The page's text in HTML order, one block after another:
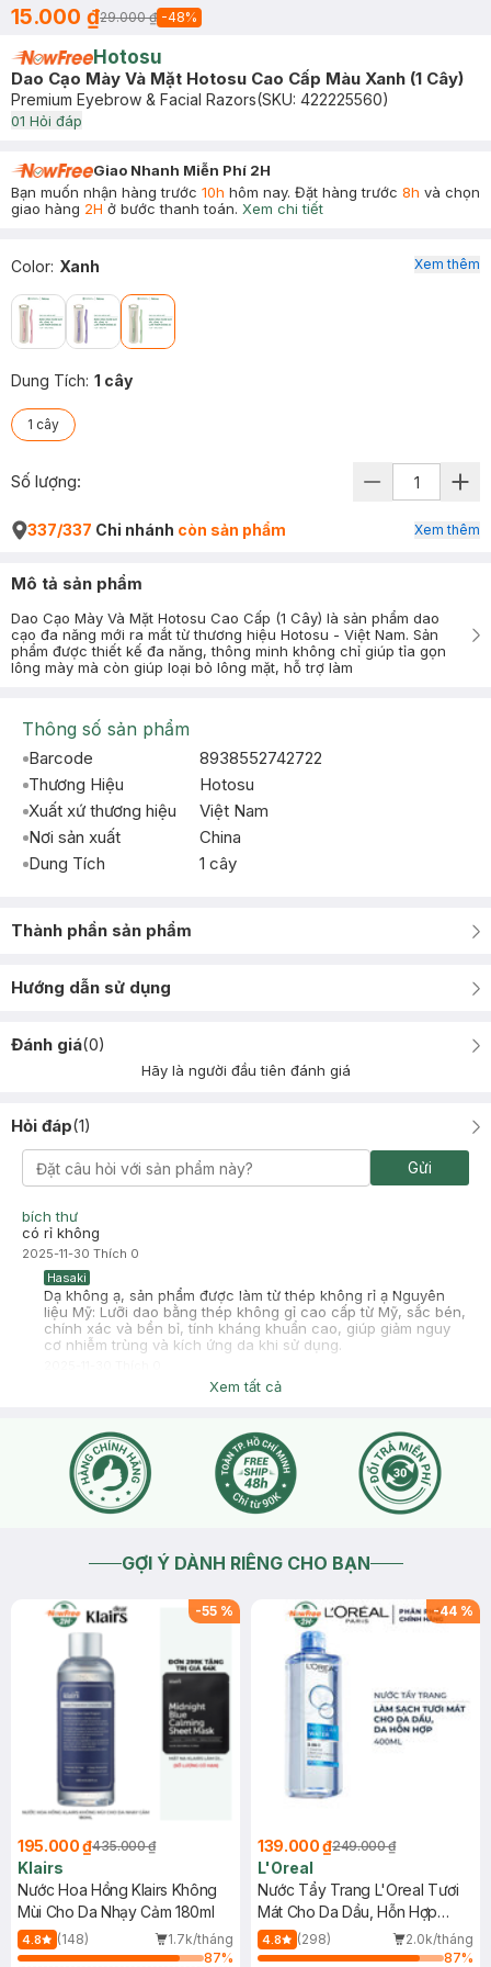
15.000 ₫29.000 ₫ -48%
Hotosu
Dao Cạo Mày Và Mặt Hotosu Cao Cấp Màu Xanh (1 Cây)
Premium Eyebrow & Facial Razors(SKU: 422225560)
01 Hỏi đáp
Giao Nhanh Miễn Phí 2H
Bạn muốn nhận hàng trước 10h hôm nay. Đặt hàng trước 8h và chọn
giao hàng 2H ở bước thanh toán. Xem chi tiết
Color: Xanh
Dung Tích: 1 cây
1 cây
Xem thêm
Số lượng:
337/337 Chi nhánh còn sản phẩm Xem thêm
Mô tả sản phẩm
Dao Cạo Mày Và Mặt Hotosu Cao Cấp (1 Cây) là sản phẩm dao
cạo đa năng mới ra mắt từ thương hiệu Hotosu - Việt Nam. Sản
phẩm được thiết kế đa năng, thông minh không chỉ giúp tỉa gọn
lông mày mà còn giúp loại bỏ lông mặt, hỗ trợ làm
Thông số sản phẩm
Barcode
8938552742722
Thương Hiệu
Hotosu
Xuất xứ thương hiệu
Việt Nam
Nơi sản xuất
China
Dung Tích
1 cây
Thành phần sản phẩm
Hướng dẫn sử dụng
Đánh giá(0)
Hãy là người đầu tiên đánh giá
Hỏi đáp(1)
Gửi
bích thư
có rỉ không
2025-11-30 Thích 0
Hasaki
Dạ không ạ, sản phẩm được làm từ thép không rỉ ạ Nguyên
liệu Mỹ: Lưỡi dao bằng thép không gỉ cao cấp từ Mỹ, sắc bén,
chính xác và bền bỉ, tính kháng khuẩn cao, giúp giảm nguy
cơ nhiễm trùng và kích ứng da khi sử dụng.
Xem tất cả
GỢI Ý DÀNH RIÊNG CHO BẠN
-55 %
195.000 ₫435.000 ₫
Klairs
Nước Hoa Hồng Klairs Không
Mùi Cho Da Nhạy Cảm 180ml
4.8 (148)
1.7k/tháng
87%
-44 %
139.000 ₫249.000 ₫
L'Oreal
Nước Tẩy Trang L'Oreal Tươi
Mát Cho Da Dầu, Hỗn Hợp
400ml
4.8 (298)
2.0k/tháng
87%